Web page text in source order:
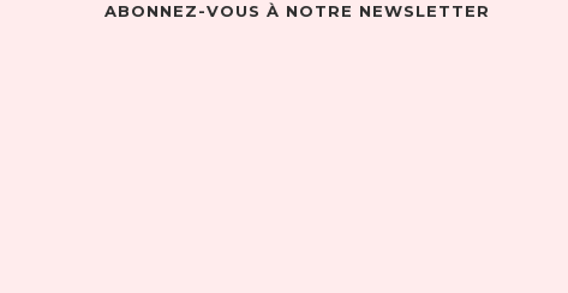
ABONNEZ-VOUS À NOTRE NEWSLETTER